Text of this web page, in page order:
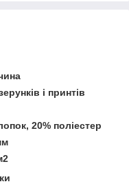
і принтів
20% поліестер